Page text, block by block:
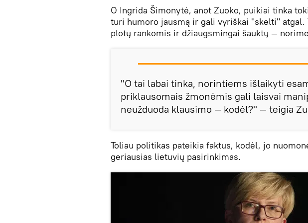
O Ingrida Šimonytė, anot Zuoko, puikiai tinka
turi humoro jausmą ir gali vyriškai "skelti" atgal.
plotų rankomis ir džiaugsmingai šauktų —
"O tai labai tinka, norintiems išlaikyti
priklausomais žmonėmis gali laisvai
neužduoda klausimo — kodėl?" — teigia
Toliau politikas pateikia faktus, kodėl, jo
geriausias lietuvių pasirinkimas.